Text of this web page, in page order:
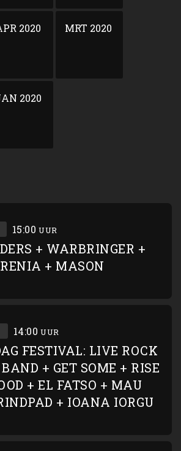
2020 MRT 2020
2020
15:00 UUR
+ WARBRINGER +
+ MASON
14:00 UUR
FESTIVAL: LIVE ROCK
+ GET SOME + RISE
+ EL FATSO + MAU
+ IOANA IORGU